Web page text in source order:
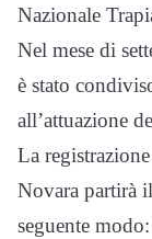
Nazionale
Nel mese di
è stato
all’attuazione
La
Novara partirà
seguente